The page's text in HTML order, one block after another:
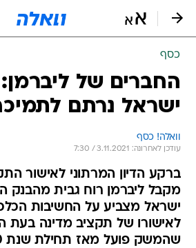
כסף
החברים של
ישראל נרתם
וואלה! כסף
עודכן לאחרונה: 3.11.2021 / 7:30
ברקע הדיון המרתוני לאישור
מקבל ליברמן רוח גבית מהבנק
ישראל מצביע על החשיבות
לאישורו של תקציב מדינה בעת